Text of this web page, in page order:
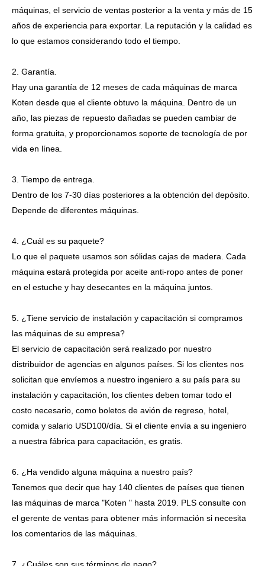
máquinas, el servicio de ventas posterior a la venta y más de 15
años de experiencia para exportar. La reputación y la calidad es
lo que estamos considerando todo el tiempo.
2. Garantía.
Hay una garantía de 12 meses de cada máquinas de marca
Koten desde que el cliente obtuvo la máquina. Dentro de un
año, las piezas de repuesto dañadas se pueden cambiar de
forma gratuita, y proporcionamos soporte de tecnología de por
vida en línea.
3. Tiempo de entrega.
Dentro de los 7-30 días posteriores a la obtención del depósito.
Depende de diferentes máquinas.
4. ¿Cuál es su paquete?
Lo que el paquete usamos son sólidas cajas de madera. Cada
máquina estará protegida por aceite anti-ropo antes de poner
en el estuche y hay desecantes en la máquina juntos.
5. ¿Tiene servicio de instalación y capacitación si compramos
las máquinas de su empresa?
El servicio de capacitación será realizado por nuestro
distribuidor de agencias en algunos países. Si los clientes nos
solicitan que envíemos a nuestro ingeniero a su país para su
instalación y capacitación, los clientes deben tomar todo el
costo necesario, como boletos de avión de regreso, hotel,
comida y salario USD100/día. Si el cliente envía a su ingeniero
a nuestra fábrica para capacitación, es gratis.
6. ¿Ha vendido alguna máquina a nuestro país?
Tenemos que decir que hay 140 clientes de países que tienen
las máquinas de marca "Koten " hasta 2019. PLS consulte con
el gerente de ventas para obtener más información si necesita
los comentarios de las máquinas.
7. ¿Cuáles son sus términos de pago?